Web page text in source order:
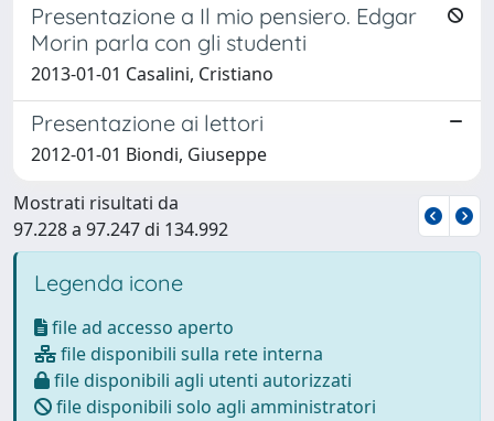
Presentazione a Il mio pensiero. Edgar
Morin parla con gli studenti
2013-01-01 Casalini, Cristiano
Presentazione ai lettori
2012-01-01 Biondi, Giuseppe
Mostrati risultati da
97.228 a 97.247 di 134.992
Legenda icone
file ad accesso aperto
file disponibili sulla rete interna
file disponibili agli utenti autorizzati
file disponibili solo agli amministratori